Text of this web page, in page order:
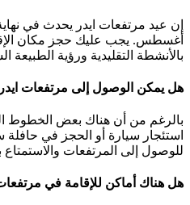
إن عيد مرتفعات ايدر يحدث في
أغسطس. يجب عليك حجز مكان
بالأنشطة التقليدية ورؤية الطبيعة
هل يمكن الوصول إلى مرتفعات
بالرغم من أن هناك بعض الخطوط
استئجار سيارة أو الحجز في
للوصول إلى المرتفعات والاستمتاع
هل هناك أماكن للإقامة في